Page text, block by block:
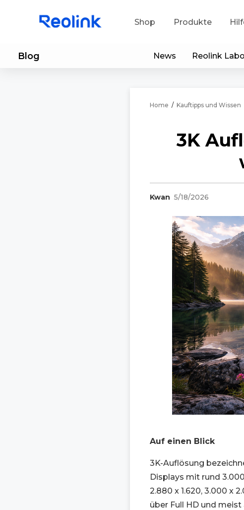
Shop Produkte
Blog News Reolink
Home / Kauftipps und Wissen
3K
Kwan 5/18/2026
Auf einen Blick
3K-Auflösung
Displays mit rund
2.880 x 1.620, 3.000 x
über Full HD und